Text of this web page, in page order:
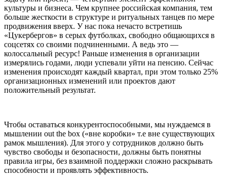
культуры и бизнеса. Чем крупнее российская компания, тем
больше жесткости в структуре и ритуальных танцев по мере
продвижения вверх. У нас пока нечасто встретишь
«Цукербергов» в серых футболках, свободно общающихся в
соцсетях со своими подчиненными. А ведь это —
колоссальный ресурс! Раньше изменения в организации
измерялись годами, люди успевали уйти на пенсию. Сейчас
изменения происходят каждый квартал, при этом только 25%
организационных изменений или проектов дают
положительный результат.
Чтобы оставаться конкурентоспособными, мы нуждаемся в
мышлении out the box («вне коробки» т.е вне существующих
рамок мышления). Для этого у сотрудников должно быть
чувство свободы и безопасности, должны быть понятны
правила игры, без взаимной поддержки сложно раскрывать
способности и проявлять эффективность.